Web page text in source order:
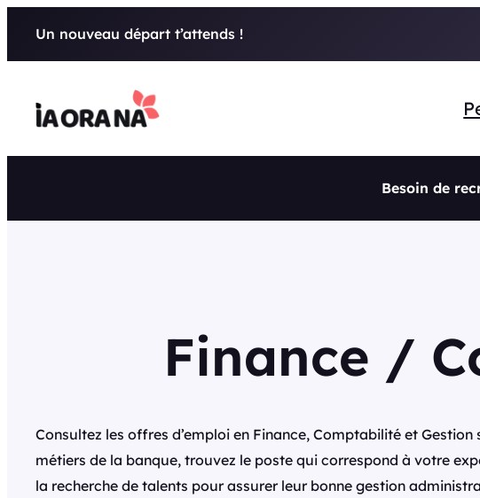
Un nouveau départ t’attends !
Besoin de
Finance /
Consultez les offres d’emploi en Finance, Comptabilité et
métiers de la banque, trouvez le poste qui correspond à votre
la recherche de talents pour assurer leur bonne gestion